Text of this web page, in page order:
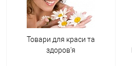
Товари для краси та
здоров'я